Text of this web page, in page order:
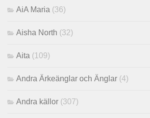
AiA Maria (36)
Aisha North (32)
Aita (109)
Andra Ärkeänglar och Änglar (4)
Andra källor (307)